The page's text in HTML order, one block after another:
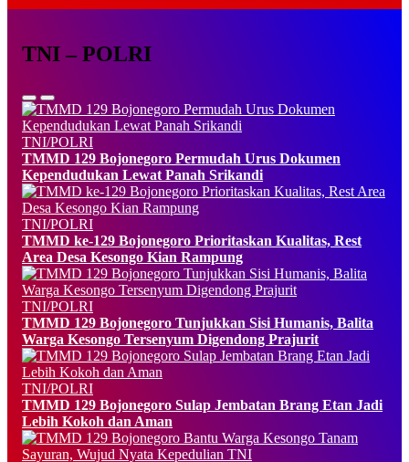
TNI – POLRI
TNI/POLRI
TMMD 129 Bojonegoro Permudah Urus Dokumen
Kependudukan Lewat Panah Srikandi
TNI/POLRI
TMMD ke-129 Bojonegoro Prioritaskan Kualitas, Rest
Area Desa Kesongo Kian Rampung
TNI/POLRI
TMMD 129 Bojonegoro Tunjukkan Sisi Humanis, Balita
Warga Kesongo Tersenyum Digendong Prajurit
TNI/POLRI
TMMD 129 Bojonegoro Sulap Jembatan Brang Etan Jadi
Lebih Kokoh dan Aman